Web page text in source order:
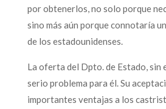
por obtenerlos, no solo porque
sino más aún porque connotaría
de los estadounidenses.
La oferta del Dpto. de Estado, sin
serio problema para él. Su
importantes ventajas a los